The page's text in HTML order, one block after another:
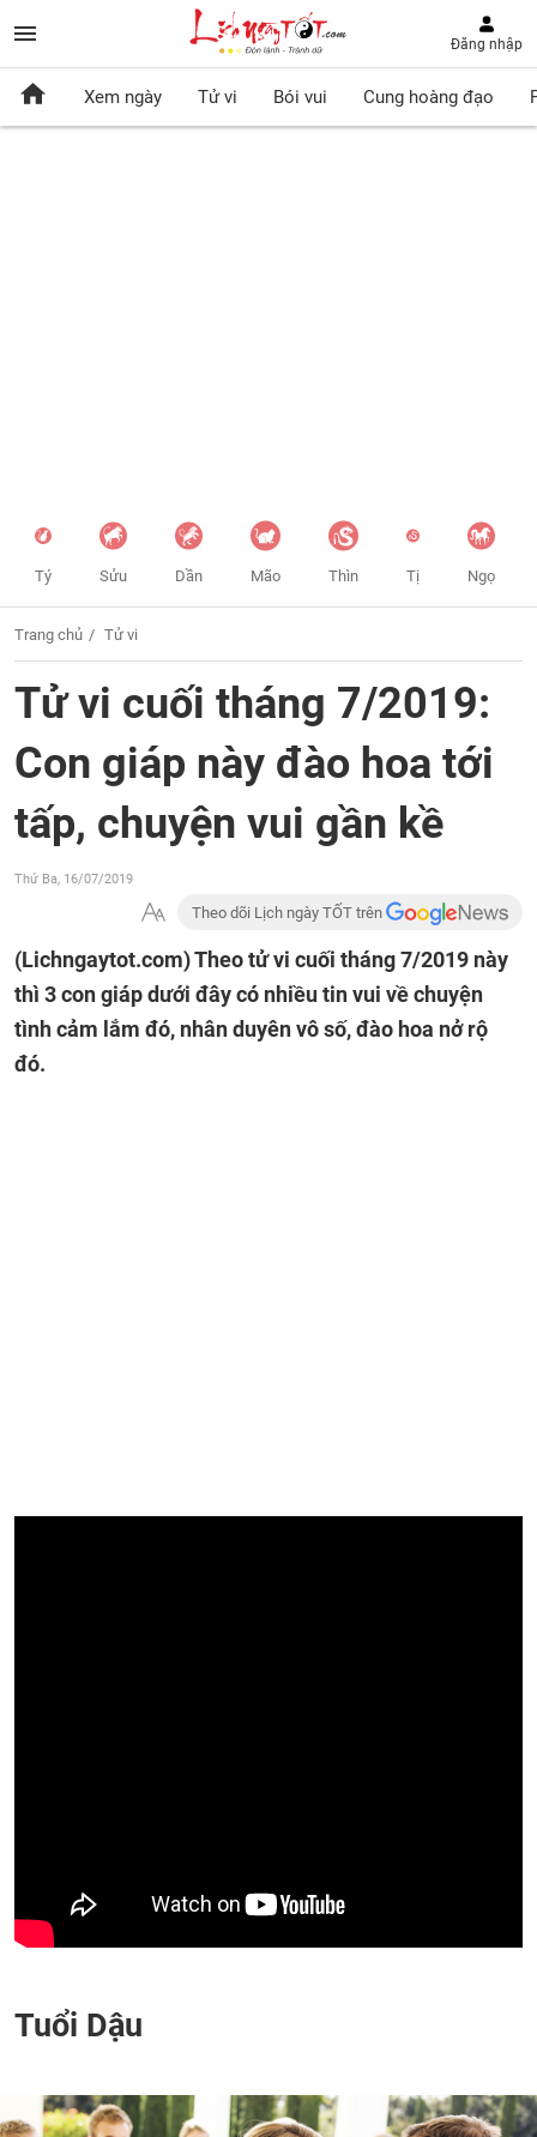
Đăng nhập
Xem ngày Tử vi Bói vui Cung hoàng đạo
Tý Sửu Dần Mão Thìn Tị Ngọ
Trang chủ Tử vi
Tử vi cuối tháng 7/2019:
Con giáp này đào hoa tới
tấp, chuyện vui gần kề
Thứ Ba, 16/07/2019
Theo dõi Lịch ngày TỐT trên
(Lichngaytot.com)Theo tử vi cuối tháng 7/2019 này
thì 3 con giáp dưới đây có nhiều tin vui về chuyện
tình cảm lắm đó, nhân duyên vô số, đào hoa nở rộ
đó.
Tuổi Dậu